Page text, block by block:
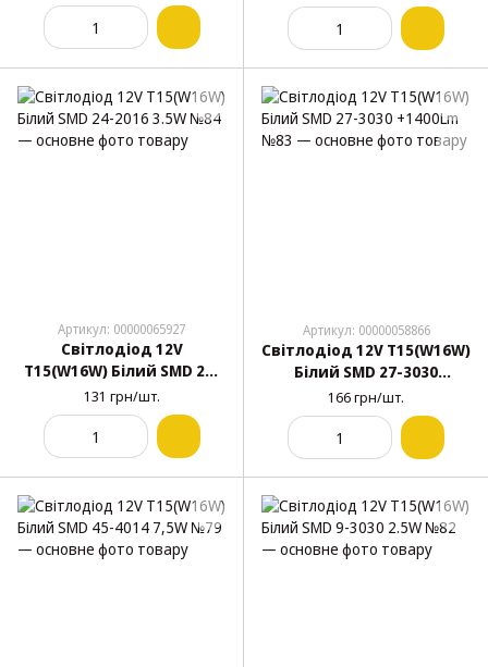
Артикул: 00000065927
Світлодіод 12V
T15(W16W) Білий SMD 24-
2016 3.5W №84
131 грн/шт.
Артикул: 00000058866
Світлодіод 12V T15(W16W)
Білий SMD 27-3030
+1400Lm №83
166 грн/шт.